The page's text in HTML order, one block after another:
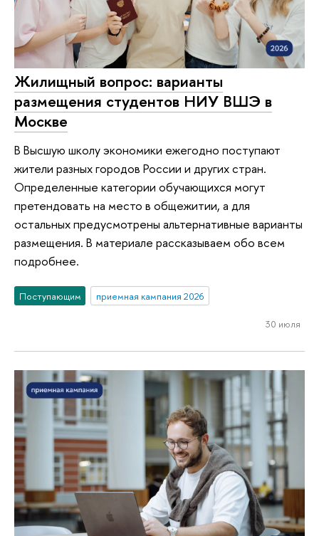
Жилищный вопрос: варианты
размещения студентов НИУ ВШЭ в
Москве
В Высшую школу экономики ежегодно поступают
жители разных городов России и других стран.
Определенные категории обучающихся могут
претендовать на место в общежитии, а для
остальных предусмотрены альтернативные варианты
размещения. В материале рассказываем обо всем
подробнее.
Поступающим приемная кампания 2026
30 июля